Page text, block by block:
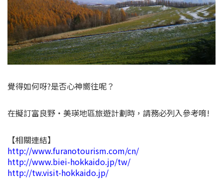
覺得如何呀?是否心神嚮往呢？
在擬訂富良野・美瑛地區旅遊計劃時，請務必列入參考唷!
【相關連結】
http://www.furanotourism.com/cn/
http://www.biei-hokkaido.jp/tw/
http://tw.visit-hokkaido.jp/